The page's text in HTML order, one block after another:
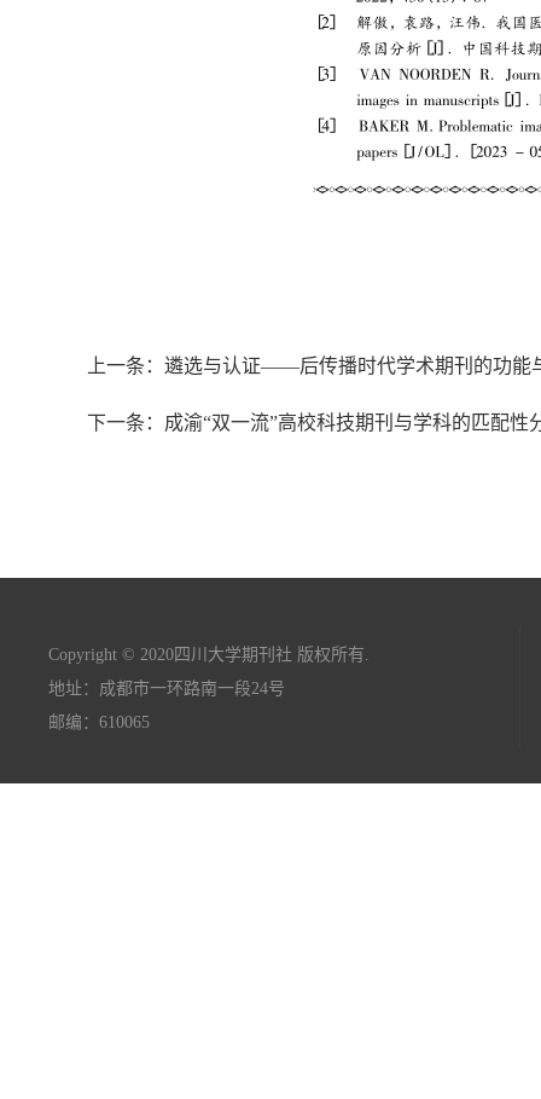
上一条：遴选与认证——后传播时代学术期刊的功能
下一条：成渝“双一流”高校科技期刊与学科的匹配性
Copyright © 2020四川大学期刊社 版权所有.
地址：成都市一环路南一段24号
邮编：610065